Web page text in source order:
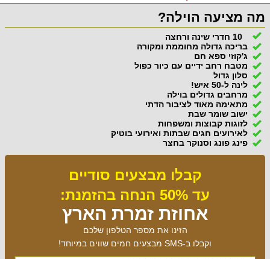
מה מציעה הוילה?
10 חדרי שינה ורחצה
בריכה גדולה מחוממת ומקורה
ג'קוזי ספא חם
מטבח רחב ידיים עם כיור כפול
סלון גדול
לינה ל-50 איש!
מרחבים גדולים בוילה
מתאימה מאוד לציבור הדתי
ישוב שומר שבת
לזוגות קבוצות ומשפחות
לאירועים חגים שבתות ואירועי בוטיק
פינג פונג וסנוקר בחצר
קבלו מבצעים סודיים
עד 50% הנחה בהזמנת:
אחוזת זמרת הארץ
הזינו את מספר הטלפון שלכם
וקבלו ב-SMS מבצעים חמים שווים במיוחד!